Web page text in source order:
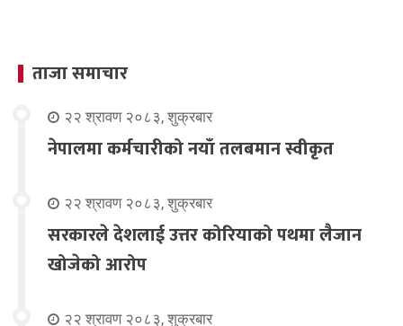
ताजा समाचार
२२ श्रावण २०८३, शुक्रबार
नेपालमा कर्मचारीको नयाँ तलबमान स्वीकृत
२२ श्रावण २०८३, शुक्रबार
सरकारले देशलाई उत्तर कोरियाको पथमा लैजान
खोजेको आरोप
२२ श्रावण २०८३, शुक्रबार